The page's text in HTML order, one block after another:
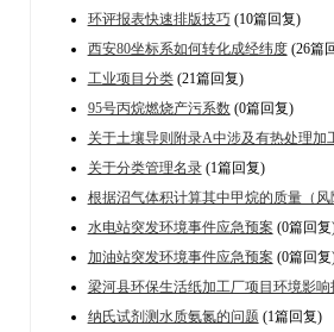
环评报表快速排版技巧(10篇回复)
西安80坐标系如何转化成经纬度(26篇
工业项目分类(21篇回复)
95号丙烷燃烧产污系数(0篇回复)
关于土壤导则附录A中涉及有热处理加
关于分类管理名录(1篇回复)
根据沼气体积计算其中甲烷的质量（风
水电站突发环境事件应急预案 (0篇回复
加油站突发环境事件应急预案 (0篇回复
梁河县环保生活纸加工厂项目环境影响
纳氏试剂测水质氨氮的问题 (1篇回复)